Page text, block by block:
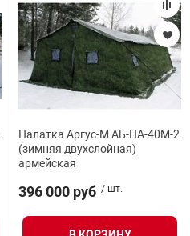
Палатка Аргус-М АБ-ПА-40М-2
(зимняя двухслойная)
армейская
396 000 руб / шт.